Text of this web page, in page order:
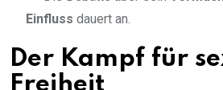
Einfluss dauert an.
Der Kampf für
Freiheit